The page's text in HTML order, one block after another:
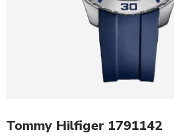
Tommy Hilfiger 1791142